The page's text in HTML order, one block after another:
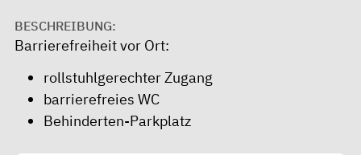
BESCHREIBUNG:
Barrierefreiheit vor Ort:
rollstuhlgerechter Zugang
barrierefreies WC
Behinderten-Parkplatz